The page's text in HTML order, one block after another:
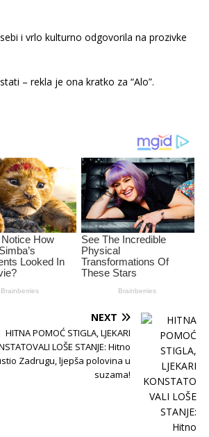
i vrlo kulturno odgovorila na prozivke
– rekla je ona kratko za “Alo”.
NEXT
HITNA POMOĆ STIGLA, LJEKARI
LOŠE STANJE: Hitno
Zadrugu, ljepša polovina u
suzama!